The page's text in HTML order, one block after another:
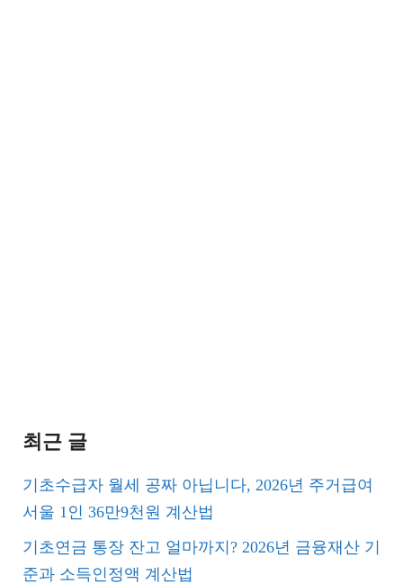
최근 글
기초수급자 월세 공짜 아닙니다, 2026년 주거급여
서울 1인 36만9천원 계산법
기초연금 통장 잔고 얼마까지? 2026년 금융재산 기
준과 소득인정액 계산법